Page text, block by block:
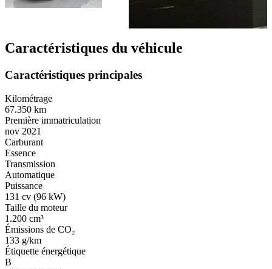
Caractéristiques du véhicule
Caractéristiques principales
Kilométrage
67.350 km
Première immatriculation
nov 2021
Carburant
Essence
Transmission
Automatique
Puissance
131 cv (96 kW)
Taille du moteur
1.200 cm³
Émissions de CO₂
133 g/km
Étiquette énergétique
B